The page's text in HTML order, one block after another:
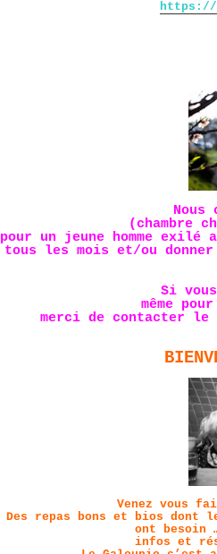
https://
Nous
(chambre
pour un jeune homme
tous les mois et/ou
Si
même
merci de contacter le
Venez vous
Des repas bons et bios dont
ont besoin
infos et